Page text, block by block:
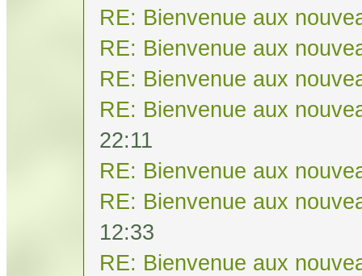
RE: Bienvenue aux
RE: Bienvenue aux
RE: Bienvenue aux
RE: Bienvenue aux
22:11
RE: Bienvenue aux
RE: Bienvenue aux
12:33
RE: Bienvenue aux